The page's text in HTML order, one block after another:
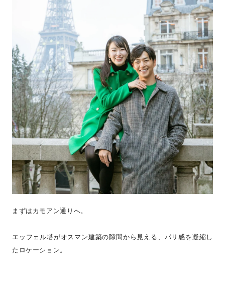
まずはカモアン通りへ。
エッフェル塔がオスマン建築の隙間から見える、パリ感を凝縮し
たロケーション。